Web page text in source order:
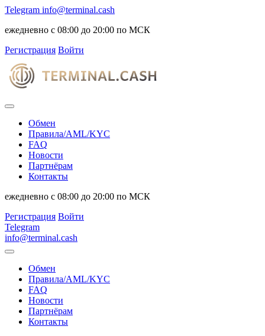
Telegram info@terminal.cash
ежедневно с 08:00 до 20:00 по МСК
Регистрация Войти
Обмен
Правила/AML/KYC
FAQ
Новости
Партнёрам
Контакты
ежедневно с 08:00 до 20:00 по МСК
Регистрация Войти
Telegram
info@terminal.cash
Обмен
Правила/AML/KYC
FAQ
Новости
Партнёрам
Контакты